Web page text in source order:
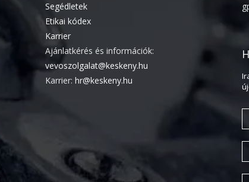
Segédletek
Etikai kódex
Karrier
Ajánlatkérés és információk:
vevoszolgalat@keskeny.hu
Karrier:hr@keskeny.hu